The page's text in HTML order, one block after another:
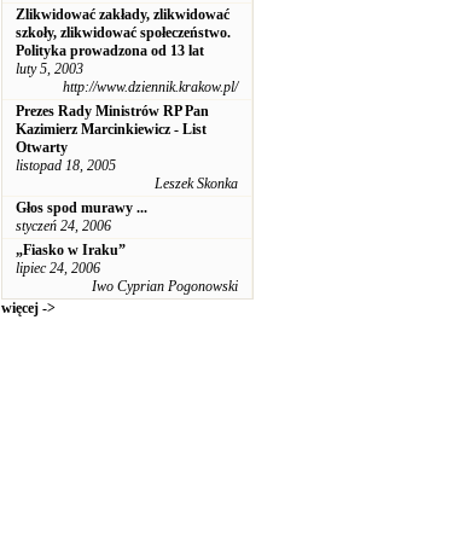
Zlikwidować zakłady, zlikwidować
szkoły, zlikwidować społeczeństwo.
Polityka prowadzona od 13 lat
luty 5, 2003
http://www.dziennik.krakow.pl/
Prezes Rady Ministrów RP Pan
Kazimierz Marcinkiewicz - List
Otwarty
listopad 18, 2005
Leszek Skonka
Głos spod murawy ...
styczeń 24, 2006
„Fiasko w Iraku”
lipiec 24, 2006
Iwo Cyprian Pogonowski
więcej ->